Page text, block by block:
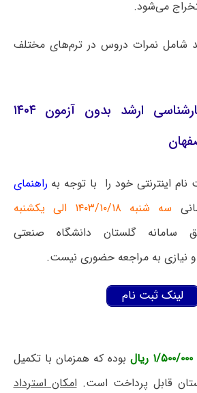
می‌شود.
شامل نمرات دروس در ترم‌های مختلف
زمان ثبت نام کارشناسی ارشد بدون آزمون ۱۴۰۴
اینترنتی خود را با توجه به راهنمای
سه شنبه ۱۴۰۳/۱۰/۱۸ الی یکشنبه
سامانه گلستان دانشگاه صنعتی
و نیازی به مراجعه حضوری نیست.
لینک ثبت نام
۱/۵۰۰/۰۰۰ ریال
بوده که همزمان با تکمیل
قابل پرداخت است.امکان استرداد